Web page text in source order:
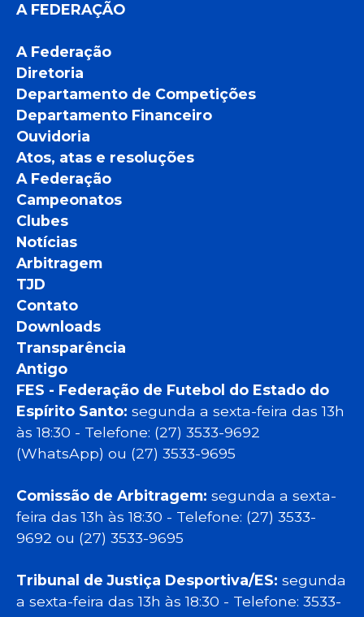
A FEDERAÇÃO
A Federação
Diretoria
Departamento de Competições
Departamento Financeiro
Ouvidoria
Atos, atas e resoluções
A Federação
Campeonatos
Clubes
Notícias
Arbitragem
TJD
Contato
Downloads
Transparência
Antigo
FES - Federação de Futebol do Estado do
Espírito Santo: segunda a sexta-feira das 13h
às 18:30 - Telefone: (27) 3533-9692
(WhatsApp) ou (27) 3533-9695
Comissão de Arbitragem: segunda a sexta-
feira das 13h às 18:30 - Telefone: (27) 3533-
9692 ou (27) 3533-9695
Tribunal de Justiça Desportiva/ES: segunda
a sexta-feira das 13h às 18:30 - Telefone: 3533-